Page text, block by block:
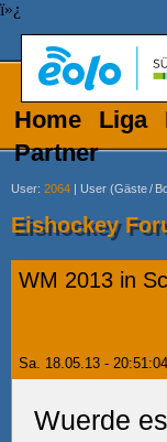
ï»¿
Home Liga
Partner
User: 2064 | User (Gäste/
Eishockey
WM 2013 in
Sa. 18.05.13 -
Wuerde